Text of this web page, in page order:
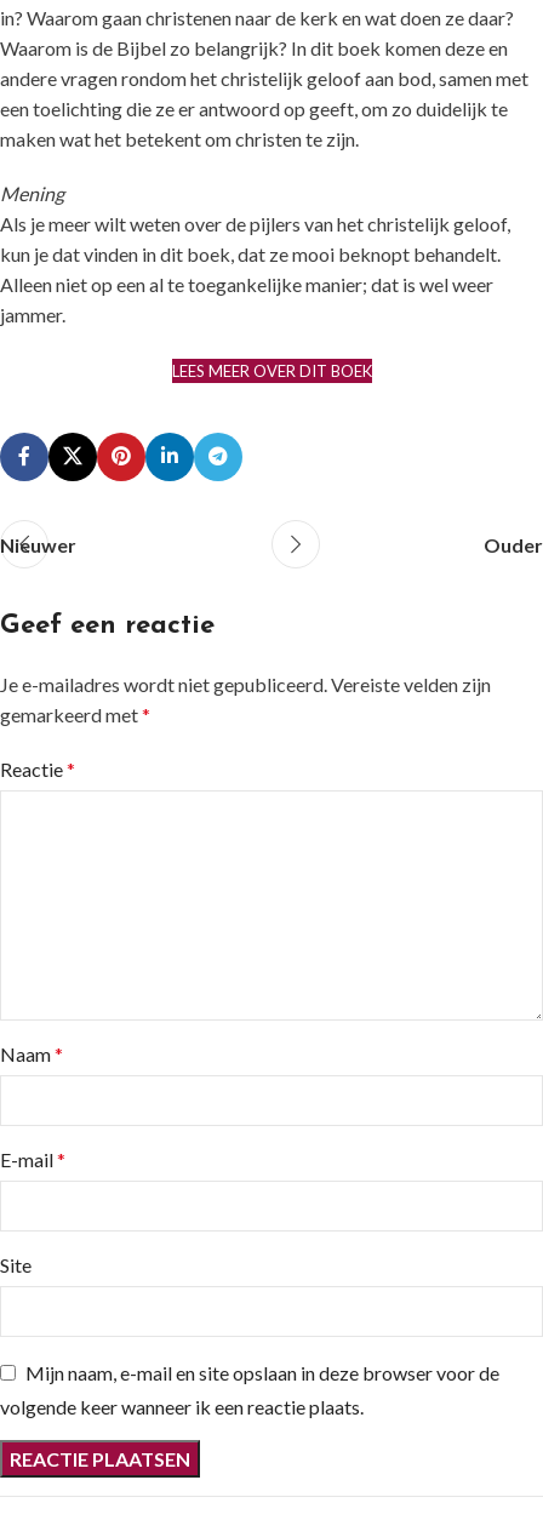
in? Waarom gaan christenen naar de kerk en wat doen ze daar?
Waarom is de Bijbel zo belangrijk? In dit boek komen deze en
andere vragen rondom het christelijk geloof aan bod, samen met
een toelichting die ze er antwoord op geeft, om zo duidelijk te
maken wat het betekent om christen te zijn.
Mening
Als je meer wilt weten over de pijlers van het christelijk geloof,
kun je dat vinden in dit boek, dat ze mooi beknopt behandelt.
Alleen niet op een al te toegankelijke manier; dat is wel weer
jammer.
LEES MEER OVER DIT BOEK
Nieuwer Ouder
Geef een reactie
Je e-mailadres wordt niet gepubliceerd. Vereiste velden zijn
gemarkeerd met*
Reactie*
Naam*
E-mail*
Site
Mijn naam, e-mail en site opslaan in deze browser voor de
volgende keer wanneer ik een reactie plaats.